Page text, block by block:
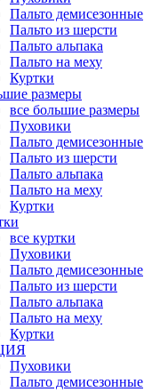
Пальто демисезонные
Пальто из шерсти
Пальто альпака
Пальто на меху
Куртки
размеры
все большие размеры
Пуховики
Пальто демисезонные
Пальто из шерсти
Пальто альпака
Пальто на меху
Куртки
все куртки
Пуховики
Пальто демисезонные
Пальто из шерсти
Пальто альпака
Пальто на меху
Куртки
Пуховики
Пальто демисезонные